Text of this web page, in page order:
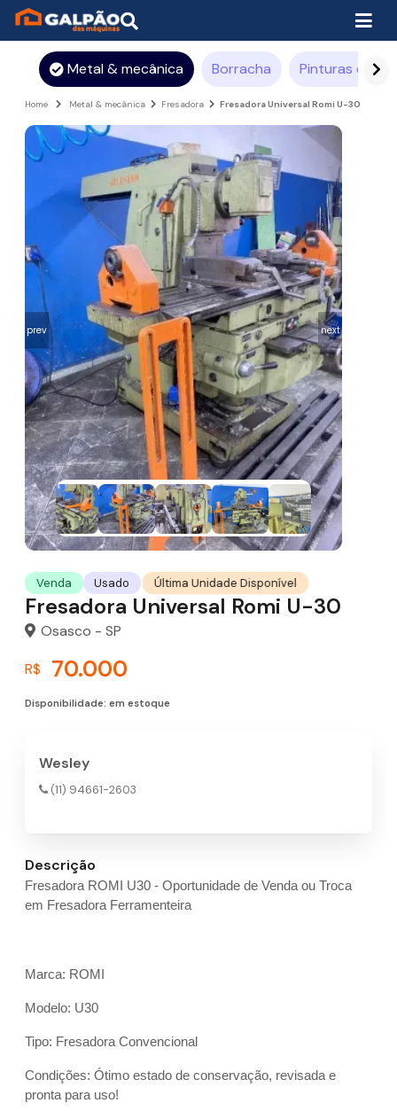
Metal & mecânica Borracha Pinturas e
Home Metal & mecânica Fresadora Fresadora Universal Romi U-30
prev next
Venda Usado Última Unidade Disponível
Fresadora Universal Romi U-30
Osasco - SP
R$ 70.000
Disponibilidade: em estoque
Wesley
(11) 94661-2603
Descrição
Fresadora ROMI U30 - Oportunidade de Venda ou Troca
em Fresadora Ferramenteira
Marca: ROMI
Modelo: U30
Tipo: Fresadora Convencional
Condições: Ótimo estado de conservação, revisada e
pronta para uso!